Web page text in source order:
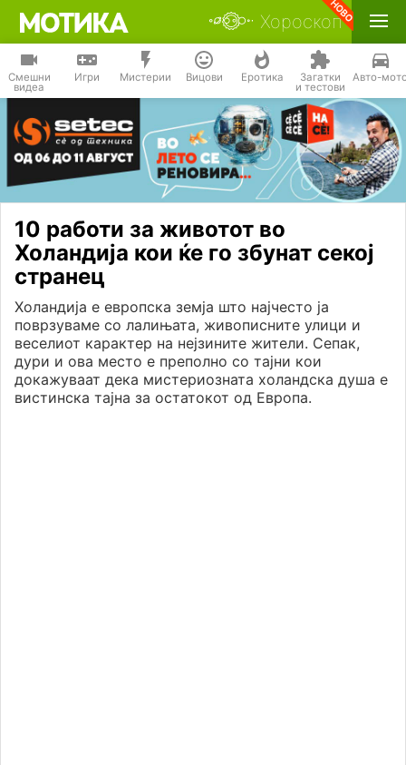
Хороскоп
Смешни
видеа
Игри Мистерии Вицови Еротика Загатки
и тестови
Авто-
10 работи за животот во
Холандија кои ќе го збунат секој
странец
Холандија е европска земја што најчесто ја
поврзуваме со лалињата, живописните улици и
веселиот карактер на нејзините жители. Сепак,
дури и ова место е преполно со тајни кои
докажуваат дека мистериозната холандска душа е
вистинска тајна за остатокот од Европа.